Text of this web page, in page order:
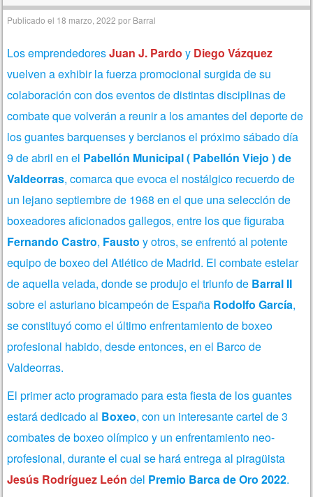
Publicado el 18 marzo, 2022 por Barral
Los emprendedoresJuan J. Pardo y Diego Vázquez
vuelven a exhibir la fuerza promocional surgida de su
colaboración con dos eventos de distintas disciplinas de
combate que volverán a reunir a los amantes del deporte de
los guantes barquenses y bercianos el próximo sábado día
9 de abril en el Pabellón Municipal ( Pabellón Viejo ) de
Valdeorras, comarca que evoca el nostálgico recuerdo de
un lejano septiembre de 1968 en el que una selección de
boxeadores aficionados gallegos, entre los que figuraba
Fernando Castro, Fausto y otros, se enfrentó al potente
equipo de boxeo del Atlético de Madrid. El combate estelar
de aquella velada, donde se produjo el triunfo de Barral II
sobre el asturiano bicampeón de España Rodolfo García,
se constituyó como el último enfrentamiento de boxeo
profesional habido, desde entonces, en el Barco de
Valdeorras.
El primer acto programado para esta fiesta de los guantes
estará dedicado al Boxeo, con un interesante cartel de 3
combates de boxeo olímpico y un enfrentamiento neo-
profesional, durante el cual se hará entrega al piragüista
Jesús Rodríguez León del Premio Barca de Oro 2022.